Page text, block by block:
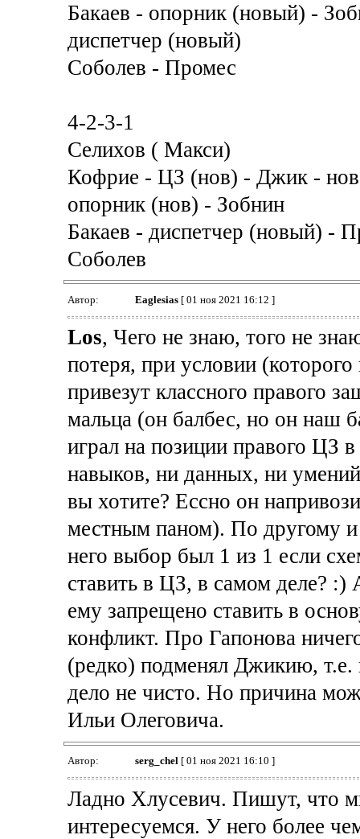
Бакаев - опорник (новый) -
диспетчер (новый)
Соболев - Промес
4-2-3-1
Селихов ( Макси)
Кофрие - ЦЗ (нов) - Джик - нов
опорник (нов) - Зобнин
Бакаев - диспетчер (новый) -
Соболев
Автор: Eaglesias[ 01 ноя 2021 16:12 ]
Los, Чего не знаю, того не
потеря, при условии
привезут классного правого
мальца (он балбес, но он наш
играл на позиции правого ЦЗ
навыков, ни данных, ни
вы хотите? Ессно он
местным паном). По другому
него выбор был 1 из 1 если
ставить в ЦЗ, в самом деле? :)
ему запрещено ставить в
конфликт. Про Гапонова
(редко) подменял Джикию, т.е.
дело не чисто. Но причина
Ильи Олеговича.
Автор: serg_chel[ 01 ноя 2021 16:10 ]
Ладно Хлусевич. Пишут, что
интересуемся. У него более